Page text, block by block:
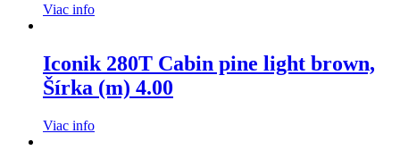
Viac info
Iconik 280T Cabin pine light brown,
Šírka (m) 4.00
Viac info